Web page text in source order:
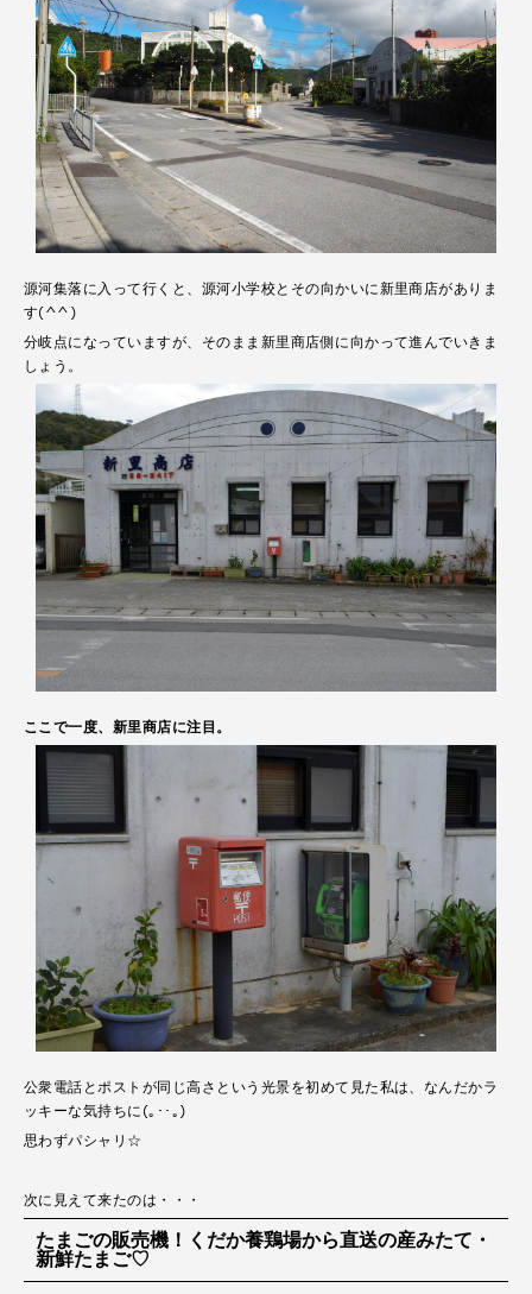
源河集落に入って行くと、源河小学校とその向かいに新里商店がありま
す(^^)
分岐点になっていますが、そのまま新里商店側に向かって進んでいきま
しょう。
ここで一度、新里商店に注目。
公衆電話とポストが同じ高さという光景を初めて見た私は、なんだかラ
ッキーな気持ちに(｡･･｡)
思わずパシャリ☆
次に見えて来たのは・・・
たまごの販売機！くだか養鶏場から直送の産みたて・
新鮮たまご♡